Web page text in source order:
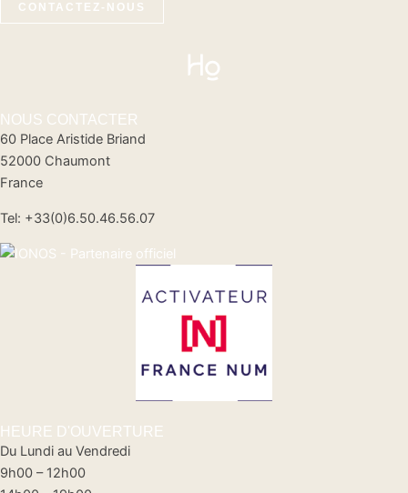
CONTACTEZ-NOUS
NOUS CONTACTER
60 Place Aristide Briand
52000 Chaumont
France
Tel: +33(0)6.50.46.56.07
HEURE D'OUVERTURE
Du Lundi au Vendredi
9h00 – 12h00